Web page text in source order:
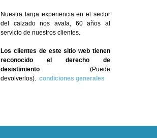
Nuestra larga experiencia en el sector
del calzado nos avala, 60 años al
servicio de nuestros clientes.
Los clientes de este sitio web tienen
reconocido el derecho de
desistimiento (Puede
devolverlos). condiciones generales